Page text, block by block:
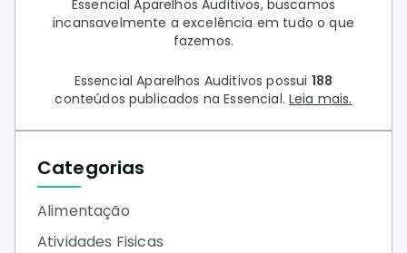
Essencial Aparelhos Auditivos, buscamos
incansavelmente a excelência em tudo o que
fazemos.
Essencial Aparelhos Auditivos possui 188
conteúdos publicados na Essencial. Leia mais.
Categorias
Alimentação
Atividades Fisicas